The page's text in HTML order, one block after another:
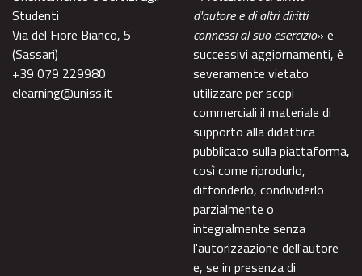
Studenti
Via del Fiore Bianco, 5
(Sassari)
+39 079 229980
elearning@uniss.it
d'autore e di altri diritti
connessi al suo esercizio» e
successivi aggiornamenti, è
severamente vietato
utilizzare per scopi
commerciali il materiale di
supporto alla didattica
pubblicato sulla piattaforma,
così come riprodurlo,
diffonderlo, condividerlo
parzialmente o
integralmente senza
l'autorizzazione dell'autore
e, se in presenza di